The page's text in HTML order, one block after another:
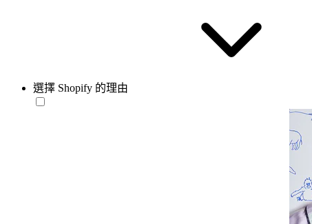
選擇 Shopify 的理由